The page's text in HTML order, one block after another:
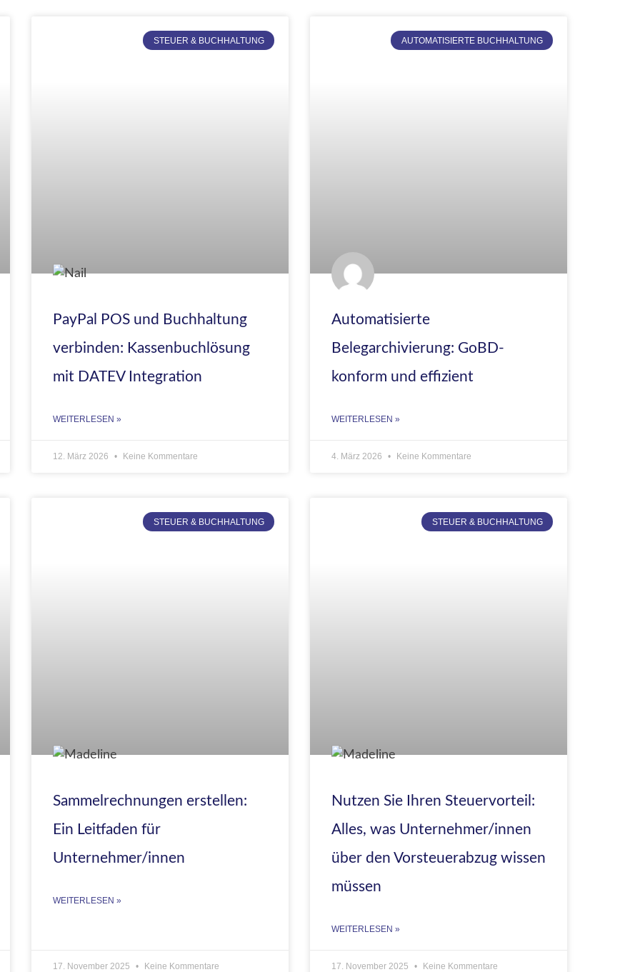
STEUER & BUCHHALTUNG
PayPal POS und Buchhaltung
verbinden: Kassenbuchlösung
mit DATEV Integration
WEITERLESEN »
12. März 2026 Keine Kommentare
AUTOMATISIERTE BUCHHALTUNG
Automatisierte
Belegarchivierung: GoBD-
konform und effizient
WEITERLESEN »
4. März 2026 Keine Kommentare
STEUER & BUCHHALTUNG
Sammelrechnungen erstellen:
Ein Leitfaden für
Unternehmer/innen
WEITERLESEN »
17. November 2025 Keine Kommentare
STEUER & BUCHHALTUNG
Nutzen Sie Ihren Steuervorteil:
Alles, was Unternehmer/innen
über den Vorsteuerabzug wissen
müssen
WEITERLESEN »
17. November 2025 Keine Kommentare